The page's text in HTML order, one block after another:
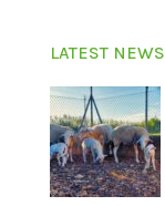
LATEST NEWS